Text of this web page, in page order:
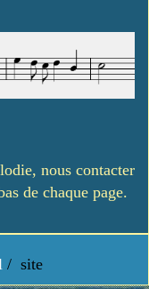
nous contacter
de chaque page.
/ site